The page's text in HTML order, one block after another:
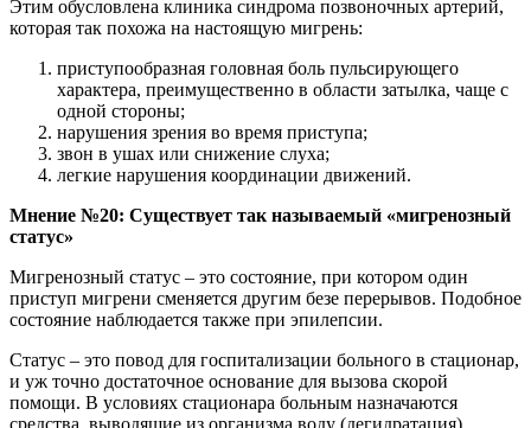
Этим обусловлена клиника синдрома позвоночных артерий,
которая так похожа на настоящую мигрень:
приступообразная головная боль пульсирующего
характера, преимущественно в области затылка, чаще с
одной стороны;
нарушения зрения во время приступа;
звон в ушах или снижение слуха;
легкие нарушения координации движений.
Мнение №20: Существует так называемый «мигренозный
статус»
Мигренозный статус – это состояние, при котором один
приступ мигрени сменяется другим безе перерывов. Подобное
состояние наблюдается также при эпилепсии.
Статус – это повод для госпитализации больного в стационар,
и уж точно достаточное основание для вызова скорой
помощи. В условиях стационара больным назначаются